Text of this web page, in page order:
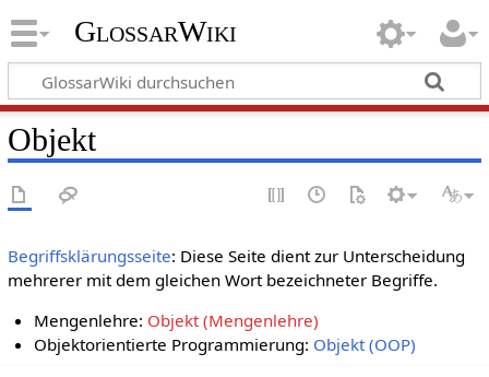
GlossarWiki
Objekt
Begriffsklärungsseite: Diese Seite dient zur Unterscheidung
mehrerer mit dem gleichen Wort bezeichneter Begriffe.
Mengenlehre: Objekt (Mengenlehre)
Objektorientierte Programmierung: Objekt (OOP)